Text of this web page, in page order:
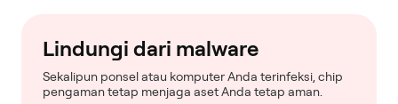
Lindungi dari malware
Sekalipun ponsel atau komputer Anda terinfeksi, chip
pengaman tetap menjaga aset Anda tetap aman.